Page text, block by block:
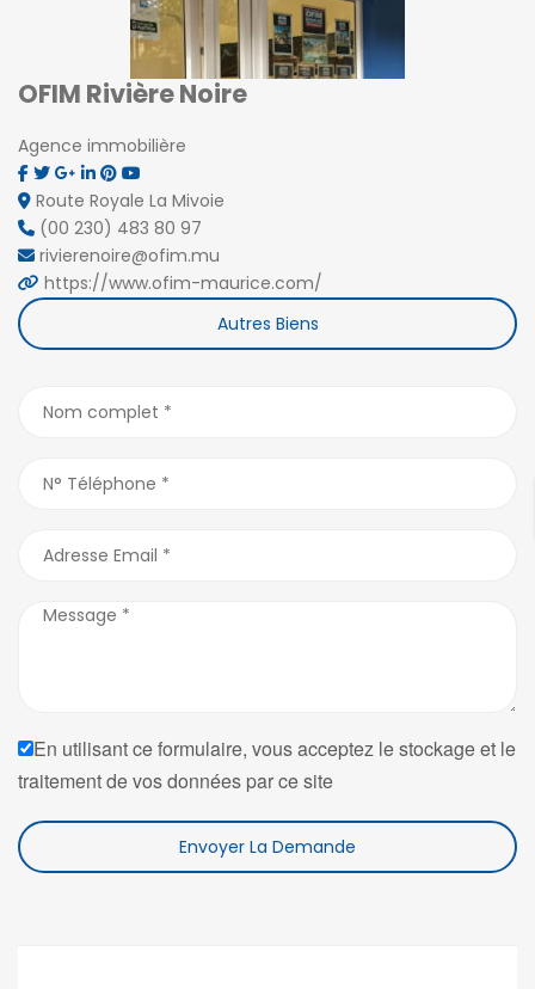
OFIM Rivière Noire
Agence immobilière
Route Royale La Mivoie
(00 230) 483 80 97
rivierenoire@ofim.mu
https://www.ofim-maurice.com/
Autres Biens
En utilisant ce formulaire, vous acceptez le stockage et le
traitement de vos données par ce site
Envoyer La Demande